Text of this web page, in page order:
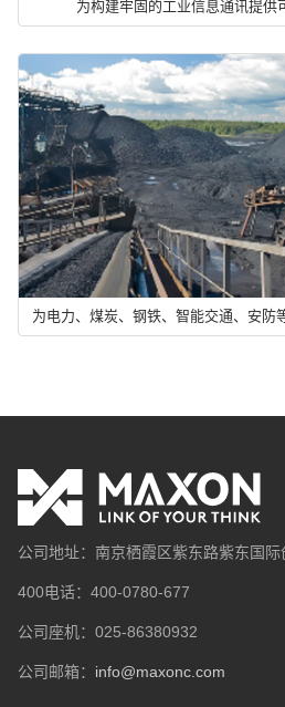
为构建牢固的工业信息通讯提供
为电力、煤炭、钢铁、智能交通、安防
公司地址：南京栖霞区紫东路紫东国
400电话：400-0780-677
公司座机：025-86380932
公司邮箱： info@maxonc.com